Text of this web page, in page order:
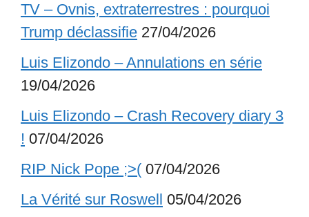
TV – Ovnis, extraterrestres : pourquoi
Trump déclassifie 27/04/2026
Luis Elizondo – Annulations en série
19/04/2026
Luis Elizondo – Crash Recovery diary 3
! 07/04/2026
RIP Nick Pope ;>( 07/04/2026
La Vérité sur Roswell
05/04/2026